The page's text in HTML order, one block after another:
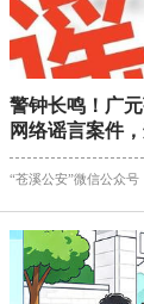
警钟长鸣！广
网络谣言案件
“苍溪公安”微信公众号